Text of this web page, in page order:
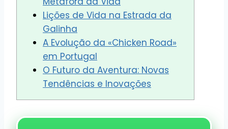
Lições de Vida na Estrada da
Galinha
A Evolução da «Chicken Road»
em Portugal
O Futuro da Aventura: Novas
Tendências e Inovações